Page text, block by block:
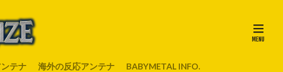
テナ 海外の反応アンテナ BABYMETAL INFO.